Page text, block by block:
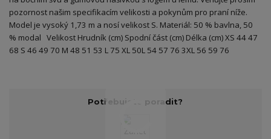
pozornost našim specifikacím velikosti a pokynům pro praní níže.
Model je vysoký 1,73 m a nosí velikost S. Materiál: 50 % bavlna, 50
% modal Velikost Hrudník (cm) Spodní část (cm) Délka (cm) XS 44 47
68 S 46 49 70 M 48 51 53 L 75 XL 50L 54 57 76 3XL 56 59 76
Potřebujete poradit?